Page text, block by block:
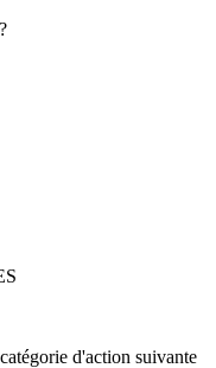
d'action suivante